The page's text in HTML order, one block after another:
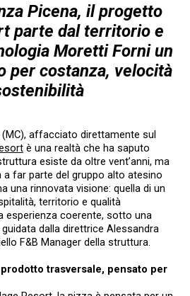
Picena, il progetto
parte dal territorio e
Moretti Forni un
per costanza, velocità
affacciato direttamente sul
è una realtà che ha saputo
esiste da oltre vent’anni, ma
a far parte del gruppo alto atesino
una rinnovata visione: quella di un
territorio e qualità
esperienza coerente, sotto una
dalla direttrice Alessandra
F&B Manager della struttura.
trasversale, pensato per